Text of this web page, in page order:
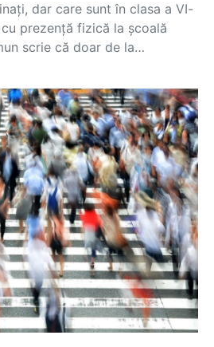
dar care sunt în clasa a VI-
prezență fizică la școală
scrie că doar de la…